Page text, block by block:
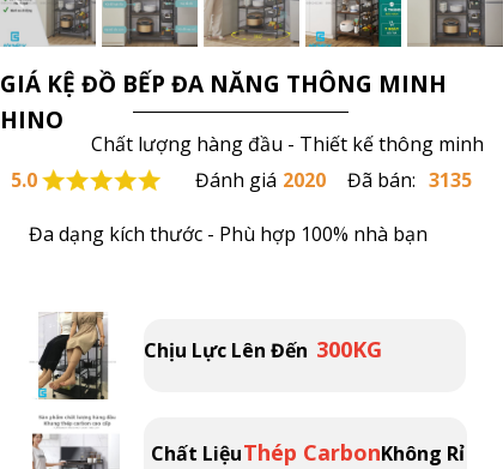
GIÁ KỆ ĐỒ BẾP ĐA NĂNG THÔNG MINH
HINO
Chất lượng hàng đầu - Thiết kế thông minh
5.0
2020
Đánh giá Đã bán: 3135
Chịu Lực Lên Đến
Đa dạng kích thước - Phù hợp 100% nhà bạn
300KG
Chất LiệuThép CarbonKhông Rỉ